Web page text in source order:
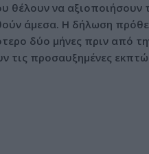
θέλουν να αξιοποιήσουν
άμεσα. Η δήλωση
δύο μήνες πριν από
τις προσαυξημένες